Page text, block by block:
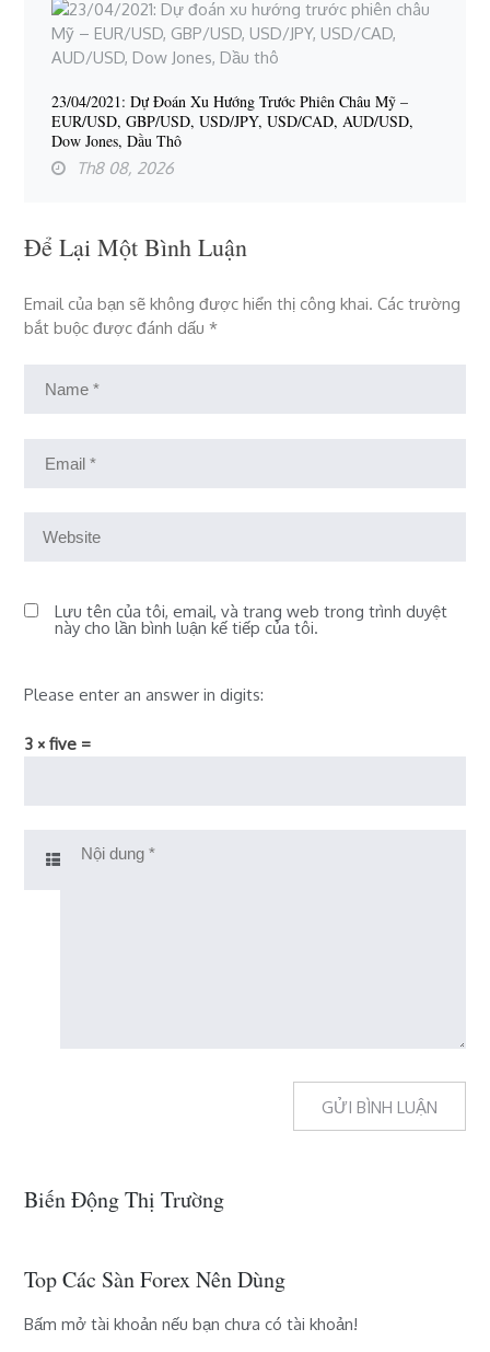
23/04/2021: Dự Đoán Xu Hướng Trước Phiên Châu Mỹ –
EUR/USD, GBP/USD, USD/JPY, USD/CAD, AUD/USD,
Dow Jones, Dầu Thô
Th8 08, 2026
Để Lại Một Bình Luận
Email của bạn sẽ không được hiển thị công khai. Các trường
bắt buộc được đánh dấu*
Lưu tên của tôi, email, và trang web trong trình duyệt
này cho lần bình luận kế tiếp của tôi.
Please enter an answer in digits:
3 × five =
Biến Động Thị Trường
Top Các Sàn Forex Nên Dùng
Bấm mở tài khoản nếu bạn chưa có tài khoản!